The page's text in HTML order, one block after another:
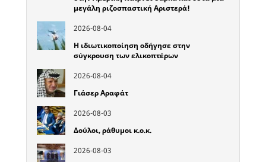
μεγάλη ριζοσπαστική Αριστερά!
2026-08-04
Η ιδιωτικοποίηση οδήγησε στην
σύγκρουση των ελικοπτέρων
2026-08-04
Γιάσερ Αραφάτ
2026-08-03
Δούλοι, ράθυμοι κ.ο.κ.
2026-08-03